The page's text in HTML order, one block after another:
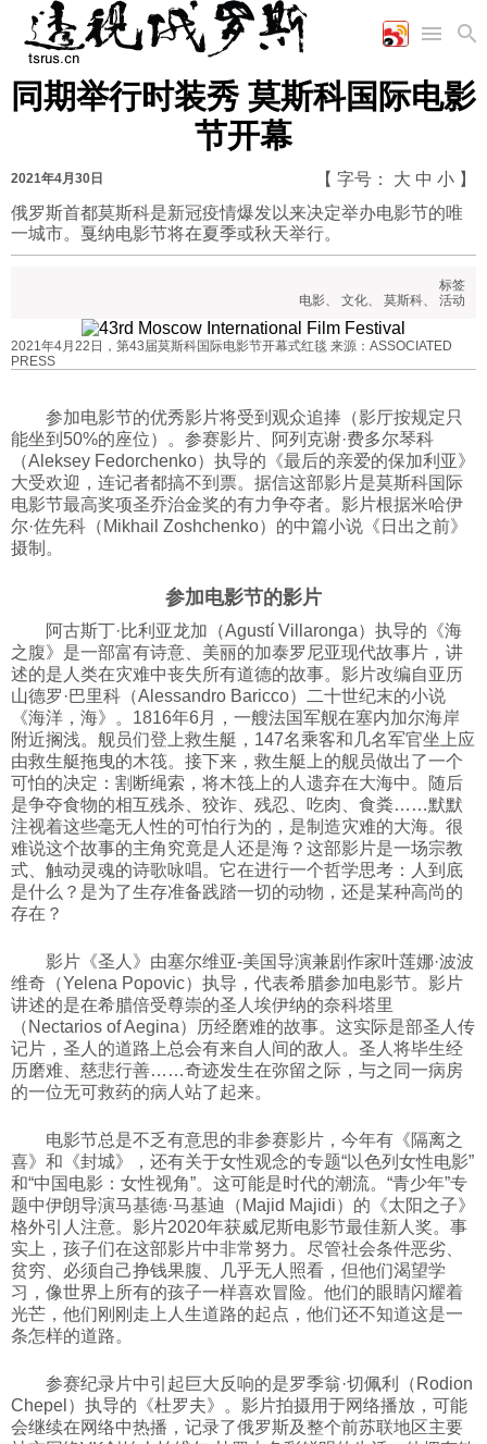
首页
国际
时政
陆军
军事合作
经济
工业
能源
农业
科技
文化
美食
娱乐
历史
体育
旅游
漫画
视频
图表
同期举行时装秀 莫斯科国际电影
节开幕
2021年4月30日 【 字号： 大 中 小 】
俄罗斯首都莫斯科是新冠疫情爆发以来决定举办电影节的唯
一城市。戛纳电影节将在夏季或秋天举行。
标签
电影、 文化、 莫斯科、 活动
2021年4月22日，第43届莫斯科国际电影节开幕式红毯 来源：ASSOCIATED
PRESS
参加电影节的优秀影片将受到观众追捧（影厅按规定只
能坐到50%的座位）。参赛影片、阿列克谢·费多尔琴科
（Aleksey Fedorchenko）执导的《最后的亲爱的保加利亚》
大受欢迎，连记者都搞不到票。据信这部影片是莫斯科国际
电影节最高奖项圣乔治金奖的有力争夺者。影片根据米哈伊
尔·佐先科（Mikhail Zoshchenko）的中篇小说《日出之前》
摄制。
参加电影节的影片
阿古斯丁·比利亚龙加（Agustí Villaronga）执导的《海
之腹》是一部富有诗意、美丽的加泰罗尼亚现代故事片，讲
述的是人类在灾难中丧失所有道德的故事。影片改编自亚历
山德罗·巴里科（Alessandro Baricco）二十世纪末的小说
《海洋，海》。1816年6月，一艘法国军舰在塞内加尔海岸
附近搁浅。舰员们登上救生艇，147名乘客和几名军官坐上应
由救生艇拖曳的木筏。接下来，救生艇上的舰员做出了一个
可怕的决定：割断绳索，将木筏上的人遗弃在大海中。随后
是争夺食物的相互残杀、狡诈、残忍、吃肉、食粪……默默
注视着这些毫无人性的可怕行为的，是制造灾难的大海。很
难说这个故事的主角究竟是人还是海？这部影片是一场宗教
式、触动灵魂的诗歌咏唱。它在进行一个哲学思考：人到底
是什么？是为了生存准备践踏一切的动物，还是某种高尚的
存在？
影片《圣人》由塞尔维亚-美国导演兼剧作家叶莲娜·波波
维奇（Yelena Popovic）执导，代表希腊参加电影节。影片
讲述的是在希腊倍受尊崇的圣人埃伊纳的奈科塔里
（Nectarios of Aegina）历经磨难的故事。这实际是部圣人传
记片，圣人的道路上总会有来自人间的敌人。圣人将毕生经
历磨难、慈悲行善……奇迹发生在弥留之际，与之同一病房
的一位无可救药的病人站了起来。
电影节总是不乏有意思的非参赛影片，今年有《隔离之
喜》和《封城》，还有关于女性观念的专题“以色列女性电影”
和“中国电影：女性视角”。这可能是时代的潮流。“青少年”专
题中伊朗导演马基德·马基迪（Majid Majidi）的《太阳之子》
格外引人注意。影片2020年获威尼斯电影节最佳新人奖。事
实上，孩子们在这部影片中非常努力。尽管社会条件恶劣、
贫穷、必须自己挣钱果腹、几乎无人照看，但他们渴望学
习，像世界上所有的孩子一样喜欢冒险。他们的眼睛闪耀着
光芒，他们刚刚走上人生道路的起点，他们还不知道这是一
条怎样的道路。
参赛纪录片中引起巨大反响的是罗季翁·切佩利（Rodion
Chepel）执导的《杜罗夫》。影片拍摄用于网络播放，可能
会继续在网络中热播，记录了俄罗斯及整个前苏联地区主要